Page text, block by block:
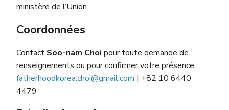
ministère de l’Union.
Coordonnées
Contact Soo-nam Choi pour toute demande de
renseignements ou pour confirmer votre présence.
fatherhoodkorea.choi@gmail.com | +82 10 6440
4479